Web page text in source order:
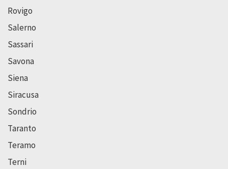
Rovigo
Salerno
Sassari
Savona
Siena
Siracusa
Sondrio
Taranto
Teramo
Terni